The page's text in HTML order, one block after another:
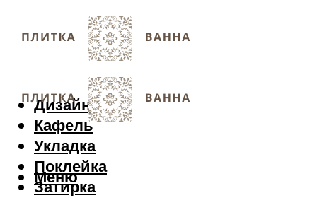
Дизайн
Кафель
Укладка
Поклейка
Затирка
Меню